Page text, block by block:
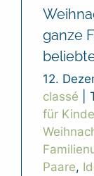
ganze
12.
classé
für
Paare,